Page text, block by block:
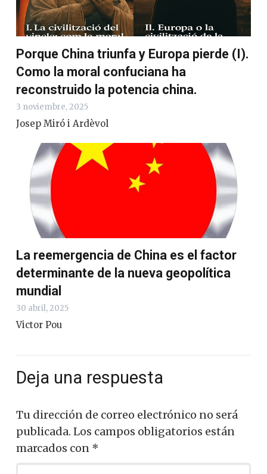
Porque China triunfa y Europa pierde (I).
Como la moral confuciana ha
reconstruido la potencia china.
3 noviembre, 2025
Josep Miró i Ardèvol
La reemergencia de China es el factor
determinante de la nueva geopolítica
mundial
30 abril, 2025
Victor Pou
Deja una respuesta
Tu dirección de correo electrónico no será
publicada. Los campos obligatorios están
marcados con *